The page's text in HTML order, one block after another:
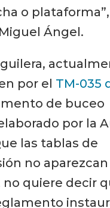
o plataforma”,
Ángel.
por el TM-035
de buceo
por la
las tablas de
no aparezcan
no quiere decir